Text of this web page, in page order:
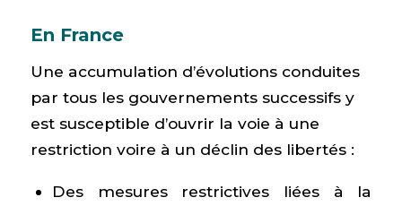
En France
Une accumulation d’évolutions conduites
par tous les gouvernements successifs y
est susceptible d’ouvrir la voie à une
restriction voire à un déclin des libertés :
Des mesures restrictives liées à la